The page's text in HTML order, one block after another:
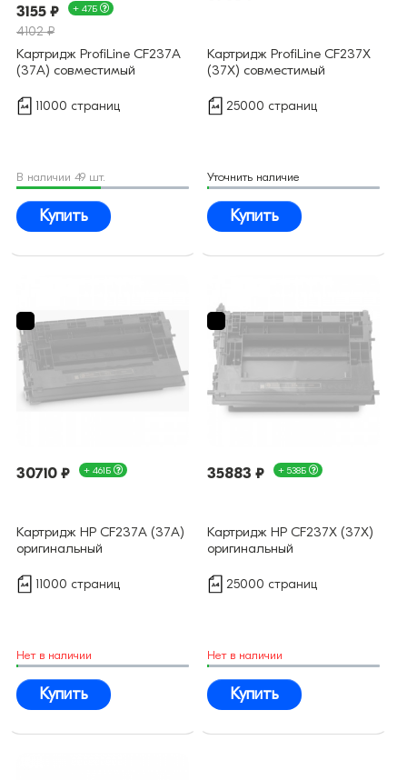
3155 ₽ + 47Б
4102 ₽
Картридж ProfiLine CF237A
(37A) совместимый
11000 страниц
В наличии 49 шт.
Купить
Картридж ProfiLine CF237X
(37X) совместимый
25000 страниц
Уточнить наличие
Купить
30710 ₽ + 461Б
Картридж HP CF237A (37A)
оригинальный
11000 страниц
Нет в наличии
Купить
35883 ₽ + 538Б
Картридж HP CF237X (37X)
оригинальный
25000 страниц
Нет в наличии
Купить